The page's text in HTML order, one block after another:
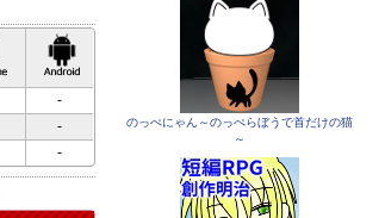
iPhone対応
-
-
-
のっぺにゃん～のっぺらぼうで首だけの猫
～